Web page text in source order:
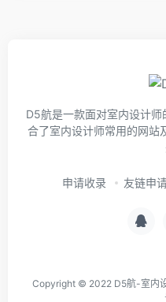
D5航是一款面对室内设计
合了室内设计师常用的网站
申请收录 友链申
Copyright © 2022 D5航-室内